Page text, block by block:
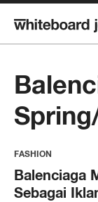
FASHION
Balenciaga
Sebagai